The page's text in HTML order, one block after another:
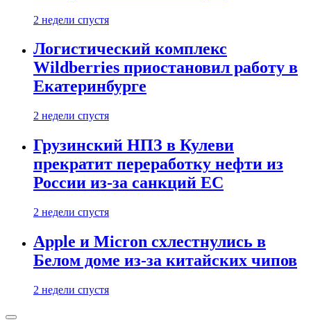
2 недели спустя
Логистический комплекс
Wildberries приостановил работу в
Екатеринбурге
2 недели спустя
Грузинский НПЗ в Кулеви
прекратит переработку нефти из
России из-за санкций ЕС
2 недели спустя
Apple и Micron схлестнулись в
Белом доме из-за китайских чипов
2 недели спустя